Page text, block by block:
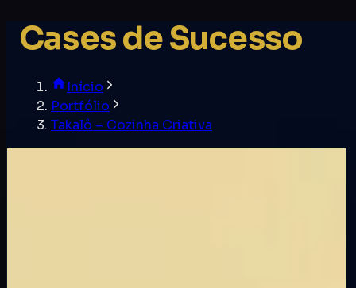
Cases de Sucesso
Início
Portfólio
Takalô – Cozinha Criativa